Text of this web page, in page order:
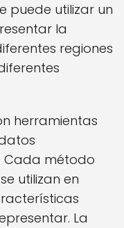
puede utilizar un
la
regiones
herramientas
método
utilizan en
La